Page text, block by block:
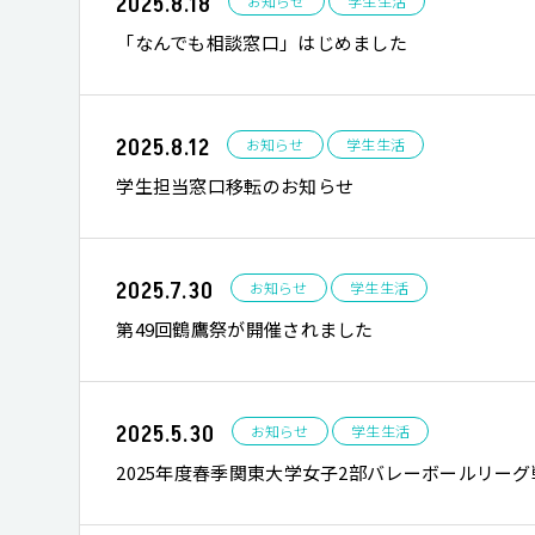
「なんでも相談窓口」はじめました
2025.8.12 お知らせ 学生生活
学生担当窓口移転のお知らせ
2025.7.30 お知らせ 学生生活
第49回鶴鷹祭が開催されました
2025.5.30 お知らせ 学生生活
2025年度春季関東大学女子2部バレーボールリー